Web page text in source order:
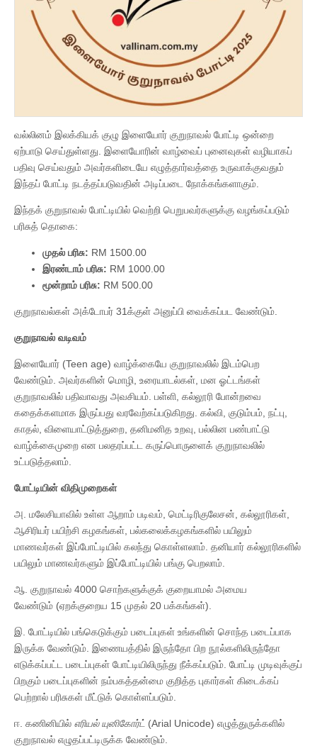
வல்லினம் இலக்கியக் குழு இளையோர் குறுநாவல் போட்டி ஒன்றை
ஏற்பாடு செய்துள்ளது. இளையோரின் வாழ்வைப் புனைவுகள் வழியாகப்
பதிவு செய்வதும் அவர்களிடையே எழுத்தார்வத்தை உருவாக்குவதும்
இந்தப் போட்டி நடத்தப்படுவதின் அடிப்படை நோக்கங்களாகும்.
இந்தக் குறுநாவல் போட்டியில் வெற்றி பெறுபவர்களுக்கு வழங்கப்படும்
பரிசுத் தொகை:
முதல் பரிசு: RM 1500.00
இரண்டாம் பரிசு: RM 1000.00
மூன்றாம் பரிசு: RM 500.00
குறுநாவல்கள் அக்டோபர் 31க்குள் அனுப்பி வைக்கப்பட வேண்டும்.
குறுநாவல் வடிவம்
இளையோர் (Teen age) வாழ்க்கையே குறுநாவலில் இடம்பெற
வேண்டும். அவர்களின் மொழி, உரையாடல்கள், மன ஓட்டங்கள்
குறுநாவலில் பதிவாவது அவசியம். பள்ளி, கல்லூரி போன்றவை
கதைக்களமாக இருப்பது வரவேற்கப்படுகிறது. கல்வி, குடும்பம், நட்பு,
காதல், விளையாட்டுத்துறை, தனிமனித உறவு, பல்லின பண்பாட்டு
வாழ்க்கைமுறை என பலதரப்பட்ட கருப்பொருளைக் குறுநாவலில்
உட்படுத்தலாம்.
போட்டியின் விதிமுறைகள்
அ. மலேசியாவில் உள்ள ஆறாம் படிவம், மெட்டிரிகுலேசன், கல்லூரிகள்,
ஆசிரியர் பயிற்சி கழகங்கள், பல்கலைக்கழகங்களில் பயிலும்
மாணவர்கள் இப்போட்டியில் கலந்து கொள்ளலாம். தனியார் கல்லூரிகளில்
பயிலும் மாணவர்களும் இப்போட்டியில் பங்கு பெறலாம்.
ஆ. குறுநாவல் 4000 சொற்களுக்குக் குறையாமல் அமைய
வேண்டும் (ஏறக்குறைய 15 முதல் 20 பக்கங்கள்).
இ. போட்டியில் பங்கெடுக்கும் படைப்புகள் உங்களின் சொந்த படைப்பாக
இருக்க வேண்டும். இணையத்தில் இருந்தோ பிற நூல்களிலிருந்தோ
எடுக்கப்பட்ட படைப்புகள் போட்டியிலிருந்து நீக்கப்படும். போட்டி முடிவுக்குப்
பிறகும் படைப்புகளின் நம்பகத்தன்மை குறித்த புகார்கள் கிடைக்கப்
பெற்றால் பரிசுகள் மீட்டுக் கொள்ளப்படும்.
ஈ. கணினியில் எரியல் யுனிகோர்ட் (Arial Unicode) எழுத்துருக்களில்
குறுநாவல் எழுதப்பட்டிருக்க வேண்டும்.